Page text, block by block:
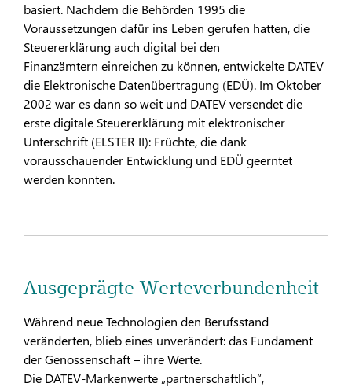
basiert. Nachdem die Behörden 1995 die
Voraussetzungen dafür ins Leben gerufen hatten, die
Steuererklärung auch digital bei den
Finanzämtern einreichen zu können, entwickelte DATEV
die Elektronische Datenübertragung (EDÜ). Im Oktober
2002 war es dann so weit und DATEV versendet die
erste digitale Steuererklärung mit elektronischer
Unterschrift (ELSTER II): Früchte, die dank
vorausschauender Entwicklung und EDÜ geerntet
werden konnten.
Ausgeprägte Werteverbundenheit
Während neue Technologien den Berufsstand
veränderten, blieb eines unverändert: das Fundament
der Genossenschaft – ihre Werte.
Die DATEV-Markenwerte „partnerschaftlich“,